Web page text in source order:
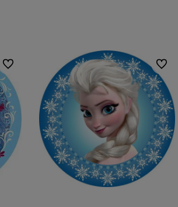
Do ulubionych Do